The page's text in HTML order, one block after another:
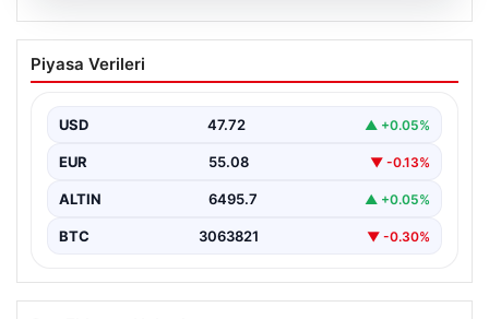
05.08.2026
Avcılar Belediyesi’ne operasyon. 12
şüpheli gözaltına alındı
12 Şüpheli Gözaltına Alındı", "content": "İstanbul'un
önemli ilçelerinden Avcılar'da…
Piyasa Verileri
USD 47.72 ▲ +0.05%
EUR 55.08 ▼ -0.13%
ALTIN 6495.7 ▲ +0.05%
BTC 3063821 ▼ -0.30%